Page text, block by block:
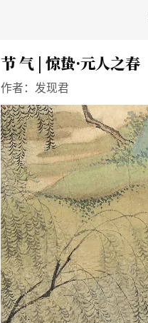
节 气 | 惊蛰·元人之春
作者： 发现君